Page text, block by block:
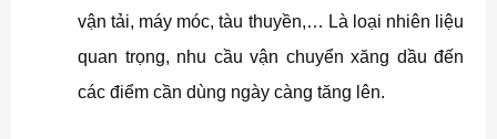
vận tải, máy móc, tàu thuyền,… Là loại nhiên liệu
quan trọng, nhu cầu vận chuyển xăng dầu đến
các điểm cần dùng ngày càng tăng lên.